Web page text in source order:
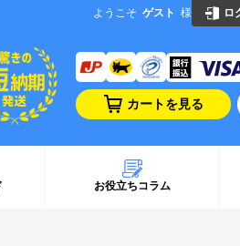
ようこそ ゲスト 様 ロ
カートを見る
お役立ちコラム